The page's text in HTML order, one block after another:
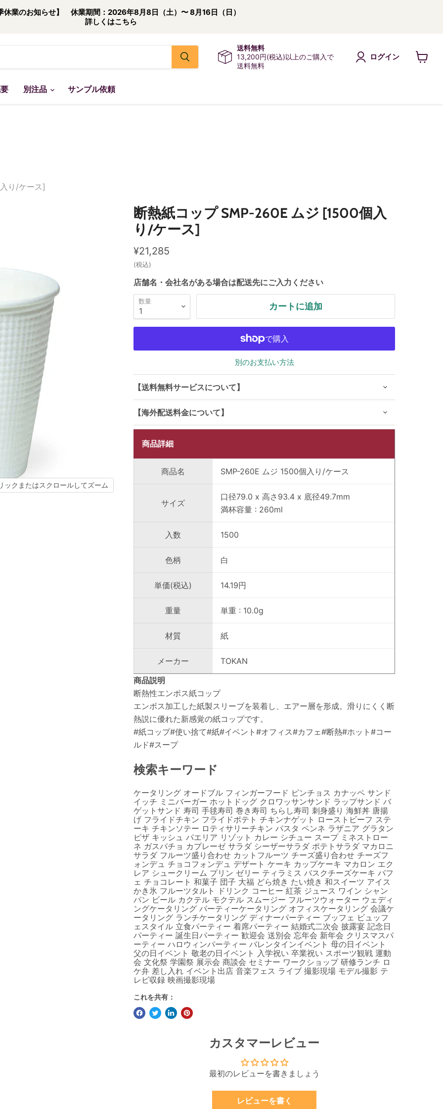
休業のお知らせ】 休業期間：2026年8月8日（土）〜 8月16日（日）
詳しくはこちら
送料無料
13,200円(税込)以上のご購入で
送料無料
ログイン
別注品 サンプル依頼
り/ケース]
ックまたはスクロールしてズーム
断熱紙コップ SMP-260E ムジ [1500個入
り/ケース]
現在の価格
¥21,285
(税込)
店舗名・会社名がある場合は配送先にご入力ください
数量 カートに追加
別のお支払い方法
【送料無料サービスについて】
【海外配送料金について】
商品詳細
商品名 SMP-260E ムジ 1500個入り/ケース
サイズ
口径79.0 x 高さ93.4 x 底径49.7mm
満杯容量 : 260ml
入数 1500
色柄 白
単価(税込) 14.19円
重量 単重 : 10.0g
材質 紙
メーカー
TOKAN
商品説明
断熱性エンボス紙コップ
エンボス加工した紙製スリーブを装着し、エアー層を形成。滑りにくく断
熱説に優れた新感覚の紙コップです。
#紙コップ#使い捨て#紙#イベント#オフィス#カフェ#断熱#ホット#コー
ルド#スープ
検索キーワード
ケータリング オードブル フィンガーフード ピンチョス カナッペ サンド
イッチ ミニバーガー ホットドッグ クロワッサンサンド ラップサンド バ
ゲットサンド 寿司 手毬寿司 巻き寿司 ちらし寿司 刺身盛り 海鮮丼 唐揚
げ フライドチキン フライドポテト チキンナゲット ローストビーフ ステ
ーキ チキンソテー ロティサリーチキン パスタ ペンネ ラザニア グラタン
ピザ キッシュ パエリア リゾット カレー シチュー スープ ミネストロー
ネ ガスパチョ カプレーゼ サラダ シーザーサラダ ポテトサラダ マカロニ
サラダ フルーツ盛り合わせ カットフルーツ チーズ盛り合わせ チーズフ
ォンデュ チョコフォンデュ デザート ケーキ カップケーキ マカロン エク
レア シュークリーム プリン ゼリー ティラミス バスクチーズケーキ パフ
ェ チョコレート 和菓子 団子 大福 どら焼き たい焼き 和スイーツ アイス
かき氷 フルーツタルト ドリンク コーヒー 紅茶 ジュース ワイン シャン
パン ビール カクテル モクテル スムージー フルーツウォーター ウェディ
ングケータリング パーティーケータリング オフィスケータリング 会議ケ
ータリング ランチケータリング ディナーパーティー ブッフェ ビュッフ
ェスタイル 立食パーティー 着席パーティー 結婚式二次会 披露宴 記念日
パーティー 誕生日パーティー 歓迎会 送別会 忘年会 新年会 クリスマスパ
ーティー ハロウィンパーティー バレンタインイベント 母の日イベント
父の日イベント 敬老の日イベント 入学祝い 卒業祝い スポーツ観戦 運動
会 文化祭 学園祭 展示会 商談会 セミナー ワークショップ 研修ランチ ロ
ケ弁 差し入れ イベント出店 音楽フェス ライブ 撮影現場 モデル撮影 テ
レビ収録 映画撮影現場
これを共有：
カスタマーレビュー
最初のレビューを書きましょう
レビューを書く